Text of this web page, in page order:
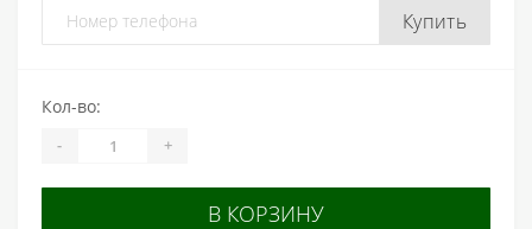
Купить
Кол-во:
- +
В КОРЗИНУ